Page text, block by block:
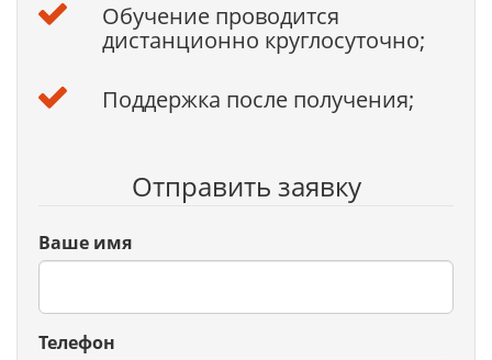
Обучение проводится
дистанционно круглосуточно;
Поддержка после получения;
Отправить заявку
Ваше имя
Телефон